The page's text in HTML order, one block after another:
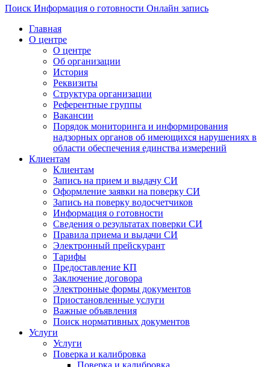
Поиск Информация о готовности Онлайн запись
Главная
О центре
О центре
Об организации
История
Реквизиты
Структура организации
Референтные группы
Вакансии
Порядок мониторинга и информирования
надзорных органов об имеющихся нарушениях в
области обеспечения единства измерений
Клиентам
Клиентам
Запись на прием и выдачу СИ
Оформление заявки на поверку СИ
Запись на поверку водосчетчиков
Информация о готовности
Сведения о результатах поверки СИ
Правила приема и выдачи СИ
Электронный прейскурант
Тарифы
Предоставление КП
Заключение договора
Электронные формы документов
Приостановленные услуги
Важные объявления
Поиск нормативных документов
Услуги
Услуги
Поверка и калибровка
Поверка и калибровка